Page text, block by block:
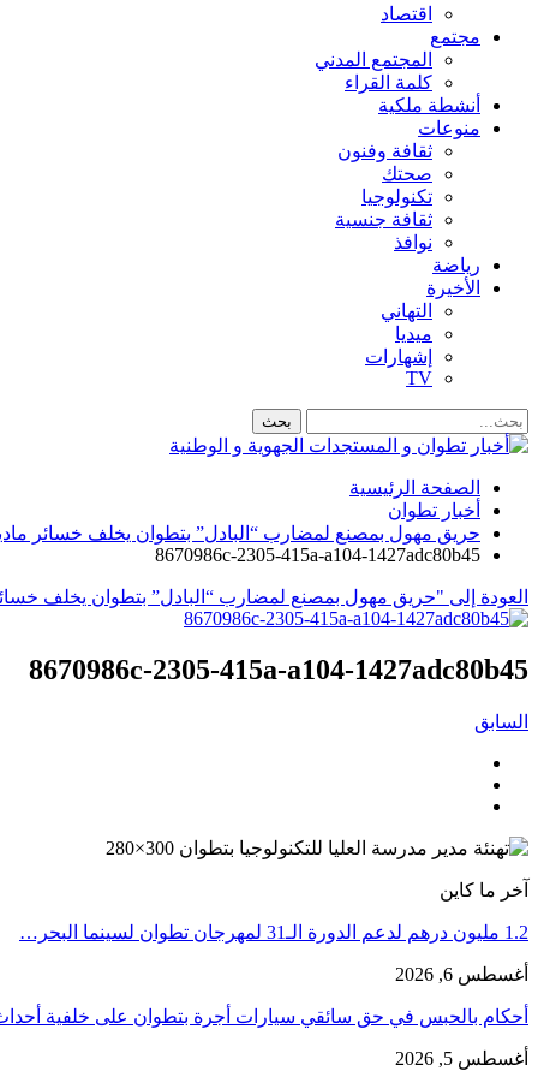
اقتصاد
مجتمع
المجتمع المدني
كلمة القراء
أنشطة ملكية
منوعات
ثقافة وفنون
صحتك
تكنولوجيا
ثقافة جنسية
نوافذ
رياضة
الأخيرة
التهاني
ميديا
إشهارات
TV
الصفحة الرئيسية
أخبار تطوان
حريق مهول بمصنع لمضارب “البادل” بتطوان يخلف خسائر
8670986c-2305-415a-a104-1427adc80b45
العودة إلى "حريق مهول بمصنع لمضارب “البادل” بتطوان يخلف
8670986c-2305-415a-a104-1427adc80b45
السابق
آخر ما كاين
1.2 مليون درهم لدعم الدورة الـ31 لمهرجان تطوان لسينما البحر…
أغسطس 6, 2026
أحكام بالحبس في حق سائقي سيارات أجرة بتطوان على خلفية
أغسطس 5, 2026